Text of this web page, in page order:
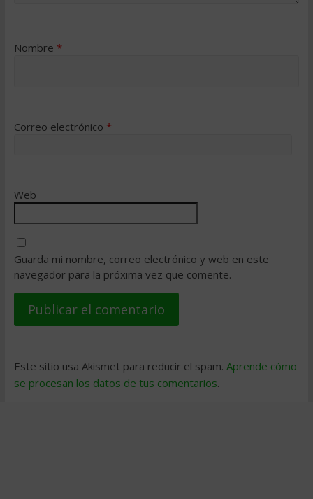
Nombre *
Correo electrónico *
Web
Guarda mi nombre, correo electrónico y web en este
navegador para la próxima vez que comente.
Este sitio usa Akismet para reducir el spam. Aprende cómo
se procesan los datos de tus comentarios.